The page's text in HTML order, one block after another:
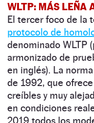
WLTP: MÁS LEÑA
El tercer foco de la
protocolo de
denominado WLTP
armonizado de
en inglés). La
de 1992, que
creíbles y muy
en condiciones
2019 todos los